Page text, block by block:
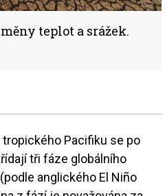
teplot a srážek.
Pacifiku se po
tři fáze globálního
(podle anglického El Niño